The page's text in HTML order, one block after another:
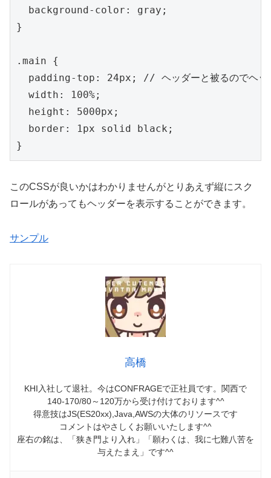
  background-color: gray;
}
.main {
padding-top: 24px; // ヘッダーと被るのでヘッ
  width: 100%;
  height: 5000px;
  border: 1px solid black;
}
このCSSが良いかはわかりませんがとりあえず縦にスク
ロールがあってもヘッダーを表示することができます。
サンプル
高橋
KHI入社して退社。今はCONFRAGEで正社員です。関西で
140-170/80～120万から受け付けております^^
得意技はJS(ES20xx),Java,AWSの大体のリソースです
コメントはやさしくお願いいたします^^
座右の銘は、「狭き門より入れ」「願わくは、我に七難八苦を
与えたまえ」です^^